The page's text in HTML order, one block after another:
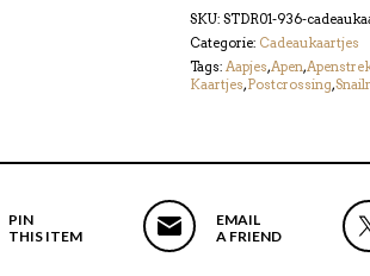
SKU: STDR01-936-
Categorie: Cadeaukaartjes
Tags: Aapjes,Apen,
Kaartjes,Postcrossing,
PIN
THIS ITEM
EMAIL
A FRIEND